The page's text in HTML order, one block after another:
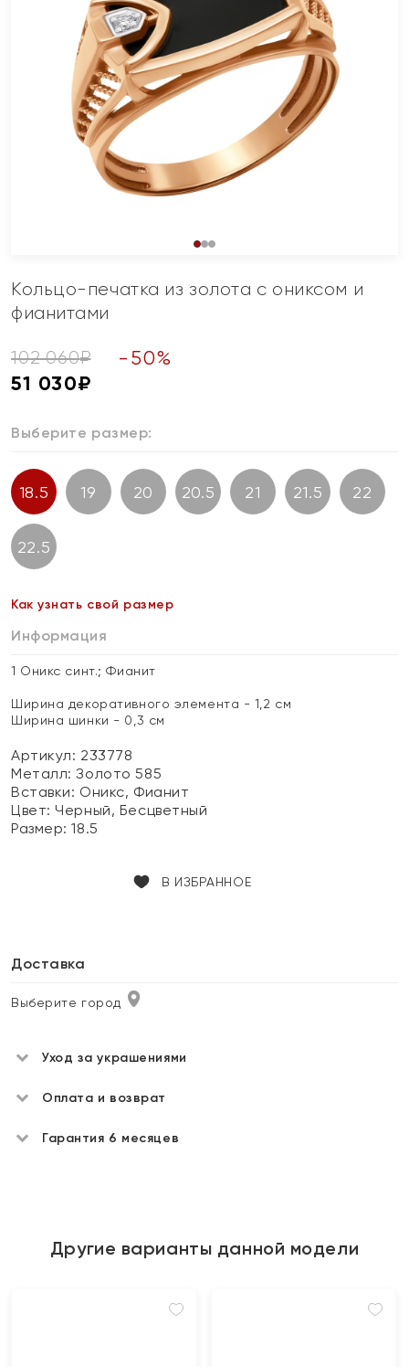
Кольцо-печатка из золота с ониксом и
фианитами
102 060₽ - 50%
51 030₽
Выберите размер:
18.5 19 20 20.5 21 21.5 22
22.5
Как узнать свой размер
Информация
1 Оникс синт.; Фианит
Ширина декоративного элемента - 1,2 см
Ширина шинки - 0,3 см
Артикул: 233778
Металл:Золото 585
Вставки: Оникс, Фианит
Цвет:Черный, Бесцветный
Размер:18.5
В ИЗБРАННОЕ
Доставка
Выберите город
Уход за украшениями
Оплата и возврат
Гарантия 6 месяцев
Другие варианты данной модели